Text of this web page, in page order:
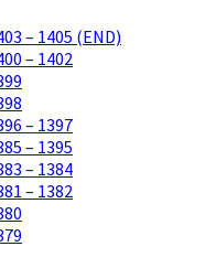
– 1405 (END)
– 1402
– 1397
– 1395
– 1384
– 1382